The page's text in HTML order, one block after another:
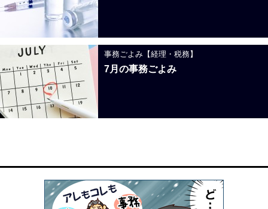
事務ごよみ【経理・税務】
7月の事務ごよみ